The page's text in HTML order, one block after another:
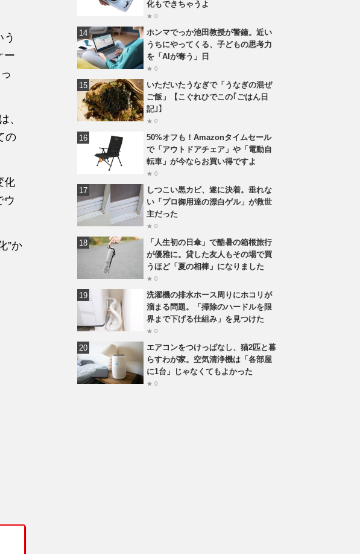
ー
、
の
化
ウ
”か
化もできちゃうよ
★ 0
ホンマでっか池田教授が警鐘。近い
うちにやってくる、子どもの思考力
を「AIが奪う」日
★ 0
いただいたうなぎで「うなぎの混ぜ
ご飯」【こぐれひでこの｢ごはん日
記｣】
★ 0
50%オフも！Amazonタイムセール
で「アウトドアチェア」や「電動自
転車」が今ならお買い得ですよ
★ 0
しつこい黒カビ、遂に決着。垂れな
い「プロ御用達の漂白ゲル」が救世
主だった
★ 0
「人生初の日傘」で酷暑の箱根旅行
が優雅に。貸した友人もその場で買
うほど「夏の相棒」になりました
★ 0
洗濯機の排水ホース周りにホコリが
溜まる問題。「掃除のハードルを限
界まで下げる仕組み」を見つけた
★ 0
エアコンをつけっぱなし、猫2匹と暮
らすわが家。空気清浄機は「各部屋
に1台」じゃなくてもよかった
★ 0